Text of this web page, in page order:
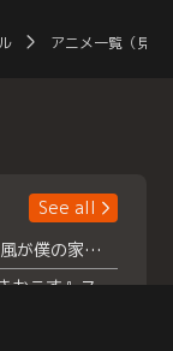
アニメ一覧（見放
See all
浮所飛貴主演！ 【夏色の風が僕の家にやってきた】 本日よりテラサで独占配信スタート！
『夏色の雲が恋と嵐をまきおこす』スペシャルメイキング 【Part1】2026年７月18日（土）23時30分～配信スタート！話題のシーンの裏側を大公開！豪華キャスト大集合！ 『武宮家 真夏の家族会議』開催！